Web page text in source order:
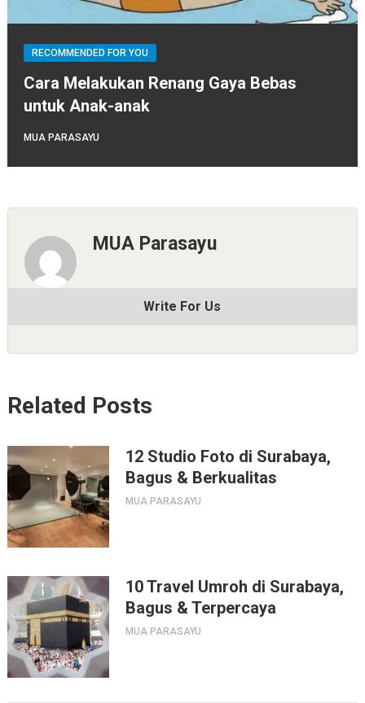
RECOMMENDED FOR YOU
Cara Melakukan Renang Gaya Bebas
untuk Anak-anak
MUA PARASAYU
MUA Parasayu
Write For Us
Related Posts
12 Studio Foto di Surabaya,
Bagus & Berkualitas
MUA PARASAYU
10 Travel Umroh di Surabaya,
Bagus & Terpercaya
MUA PARASAYU